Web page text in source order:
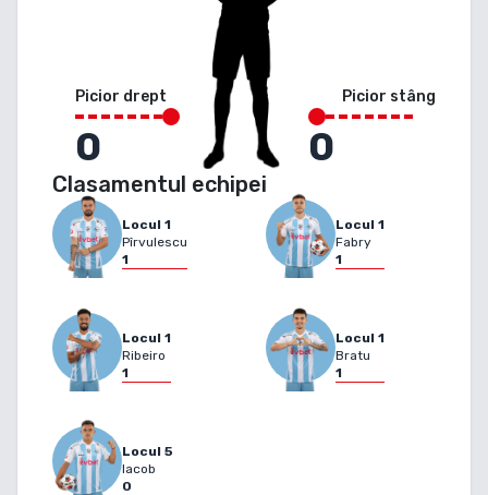
Picior drept
0
Picior stâng
0
Clasamentul echipei
Locul 1
Pîrvulescu
1
Locul 1
Fabry
1
Locul 1
Ribeiro
1
Locul 1
Bratu
1
Locul 5
Iacob
0